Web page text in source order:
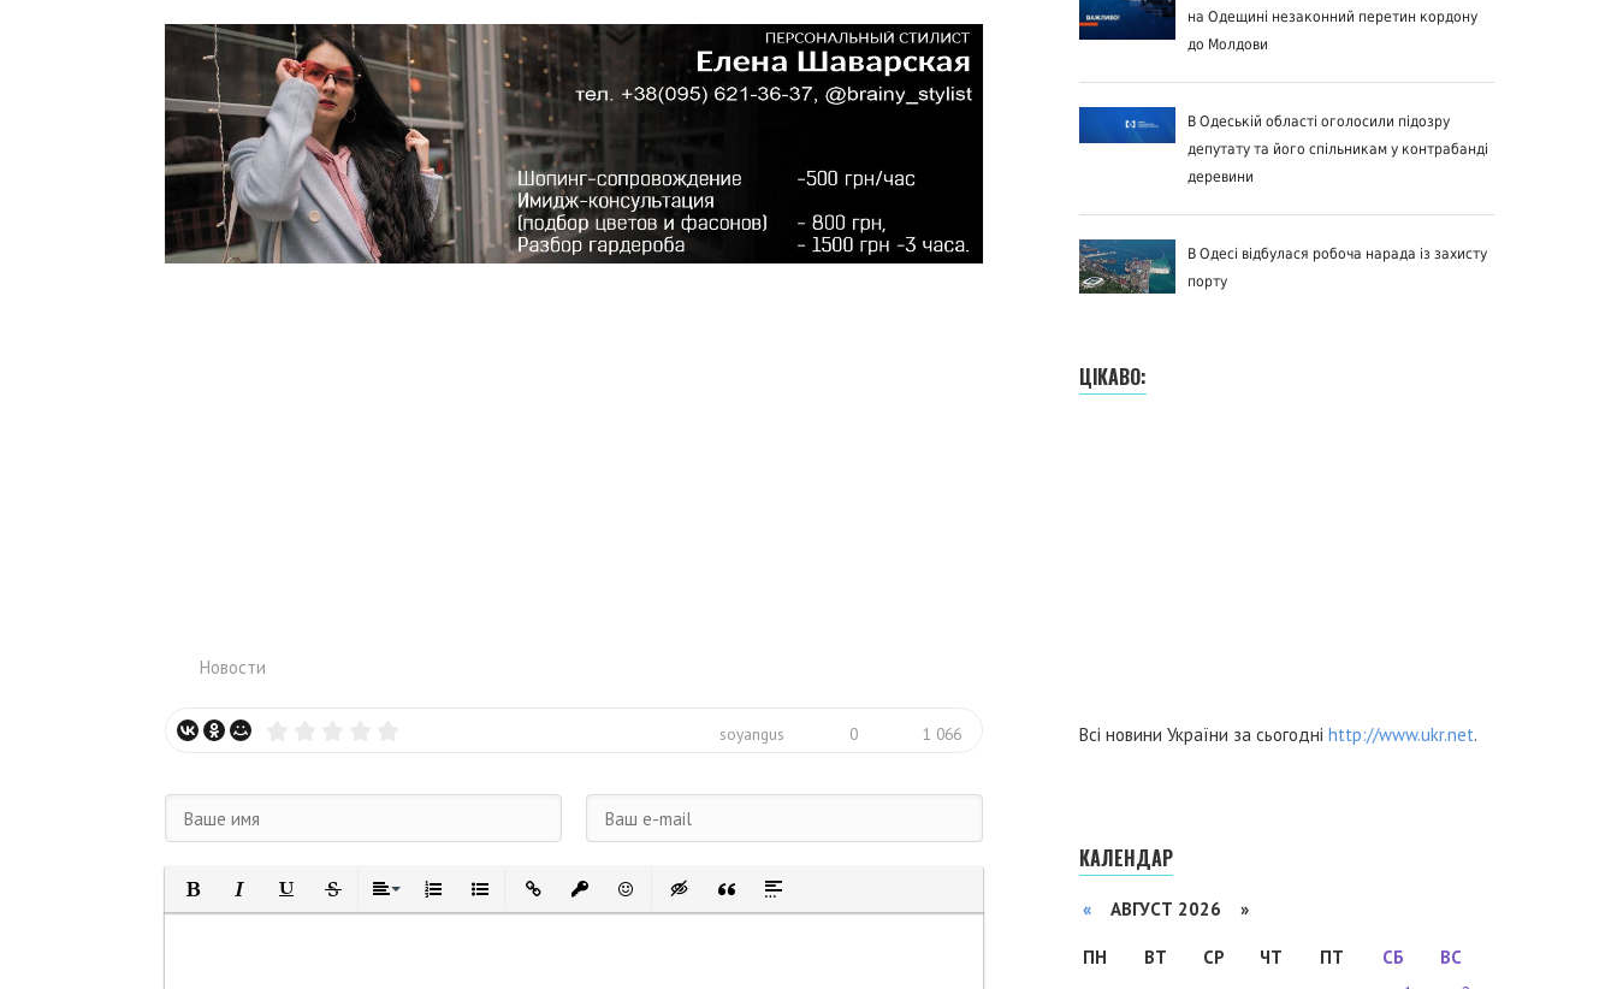
Новости
soyangus 0 1 066
Полужирный
КурсивПодчеркнутый
ЗачеркнутыйВыравнивание
Нумерованный список
Маркированный список
Вставить ссылку
Вставить защищенную ссылку
Вставить смайлик
Вставка скрытого текста
Вставка цитаты
Вставка спойлера
на Одещині незаконний перетин кордону
до Молдови
В Одеській області оголосили підозру
депутату та його спільникам у контрабанді
деревини
В Одесі відбулася робоча нарада із захисту
порту
ЦІКАВО:
Всі новини України за сьогодні http://www.ukr.net.
КАЛЕНДАР
« АВГУСТ 2026 »
ПН ВТ СР ЧТ ПТ СБ
ВС